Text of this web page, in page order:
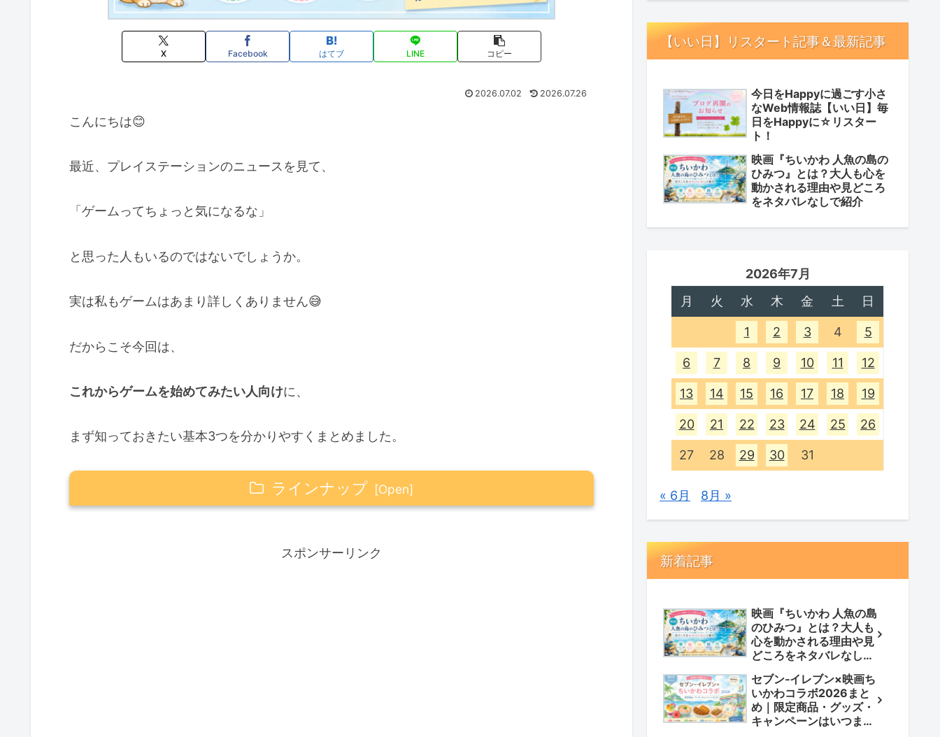
X Facebook はてブ LINE コピー
2026.07.02 2026.07.26
こんにちは😊
最近、プレイステーションのニュースを見て、
「ゲームってちょっと気になるな」
と思った人もいるのではないでしょうか。
実は私もゲームはあまり詳しくありません😅
だからこそ今回は、
これからゲームを始めてみたい人向けに、
まず知っておきたい基本3つを分かりやすくまとめました。
ラインナップ
② ディスク版とダウンロード版って何が違うの？
スポンサーリンク
【いい日】リスタート記事＆最新記事
今日をHappyに過ごす小さ
なWeb情報誌【いい日】毎
日をHappyに☆リスター
ト！
映画『ちいかわ 人魚の島の
ひみつ』とは？大人も心を
動かされる理由や見どころ
をネタバレなしで紹介
2026年7月
月
火 水 木 金 土 日
1 2 3 4 5
6 7 8 9 10 11 12
13 14 15 16 17 18 19
20 21 22 23 24 25 26
27 28 29 30 31
« 6月 8月 »
新着記事
映画『ちいかわ 人魚の島
のひみつ』とは？大人も
心を動かされる理由や見
どころをネタバレなしで
セブン‐イレブン×映画ち
いかわコラボ2026まと
め｜限定商品・グッズ・
キャンペーンはいつま